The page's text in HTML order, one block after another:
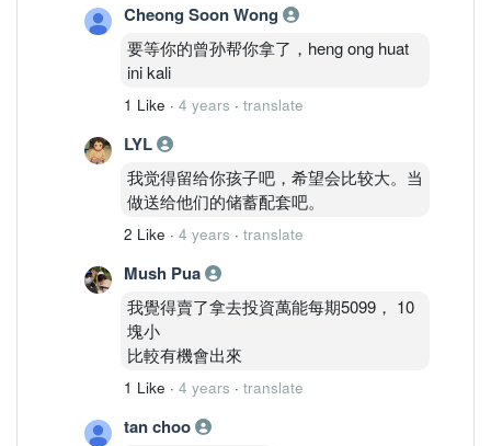
Cheong Soon Wong
要等你的曾孙帮你拿了，heng ong huat
ini kali
1 Like · 4 years · translate
LYL
我觉得留给你孩子吧，希望会比较大。当
做送给他们的储蓄配套吧。
2 Like · 4 years · translate
Mush Pua
我覺得賣了拿去投資萬能每期5099， 10
塊小
比較有機會出來
1 Like · 4 years · translate
tan choo